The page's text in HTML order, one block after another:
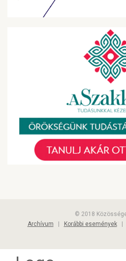
© 2018
Archívum
Korábbi események|